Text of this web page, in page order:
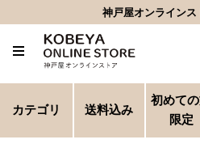
神戸屋オンラインス
カテゴリ 送料込み
初めて
限定